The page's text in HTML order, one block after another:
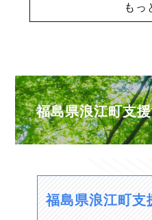
もっ
福島県浪江町支
福島県浪江町支